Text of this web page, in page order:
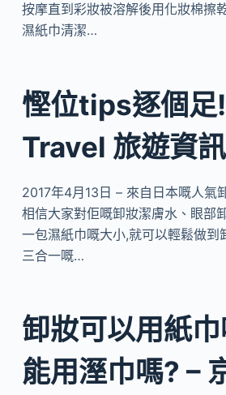
按摩直到彩妝被溶解後用化妝棉擦
濕紙巾清潔…
慳位tips逐個足
Travel 旅遊資
2017年4月13日 – 來自日本嘅人氣
相信大家對佢嘅卸妝潔膚水、眼部
一包濕紙巾嘅大小,就可以輕鬆做到
三合一嘅…
卸妝可以用紙
能用溼巾嗎? –